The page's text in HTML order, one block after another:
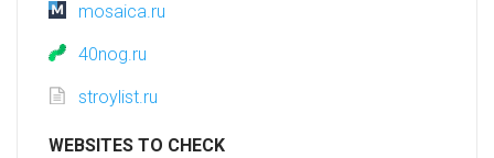
mosaica.ru
40nog.ru
stroylist.ru
WEBSITES TO CHECK